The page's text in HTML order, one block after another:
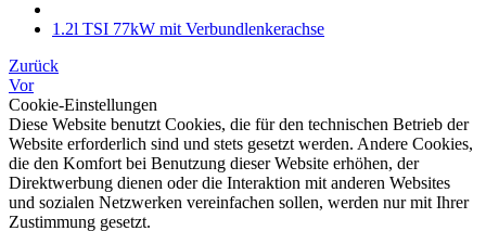
1.2l TSI 77kW mit Verbundlenkerachse
Zurück
Vor
Cookie-Einstellungen
Diese Website benutzt Cookies, die für den technischen Betrieb der
Website erforderlich sind und stets gesetzt werden. Andere Cookies,
die den Komfort bei Benutzung dieser Website erhöhen, der
Direktwerbung dienen oder die Interaktion mit anderen Websites
und sozialen Netzwerken vereinfachen sollen, werden nur mit Ihrer
Zustimmung gesetzt.